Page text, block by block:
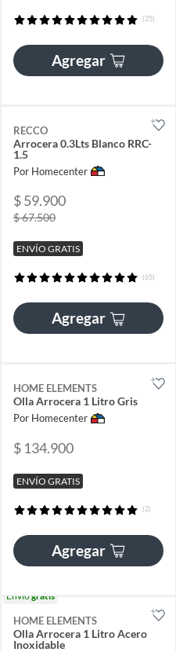
(25)
Agregar
RECCO
Arrocera 0.3Lts Blanco RRC-
1.5
Por Homecenter
$ 59.900
$ 67.500
ENVÍO GRATIS
(65)
Agregar
HOME ELEMENTS
Olla Arrocera 1 Litro Gris
Por Homecenter
$ 134.900
ENVÍO GRATIS
(2)
Agregar
Envíogratis
HOME ELEMENTS
Olla Arrocera 1 Litro Acero
Inoxidable